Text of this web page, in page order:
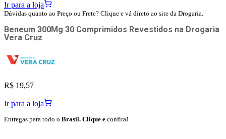
Ir para a loja
Dúvidas quanto ao Preço ou Frete? Clique e vá direto ao site da Drogaria.
Beneum 300Mg 30 Comprimidos Revestidos na Drogaria
Vera Cruz
R$ 19,57
Ir para a loja
Entregas para todo o Brasil. Clique e confira!